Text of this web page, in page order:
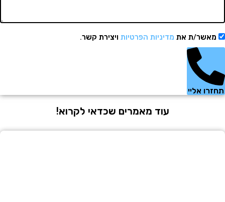
ת אתמדיניות הפרטיותויצירת קשר.
אליי
עוד מאמרים שכדאי לקרוא!